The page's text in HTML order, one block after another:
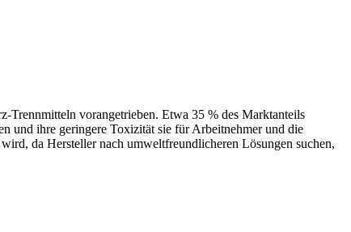
Trennmitteln vorangetrieben. Etwa 35 % des Marktanteils
und ihre geringere Toxizität sie für Arbeitnehmer und die
da Hersteller nach umweltfreundlicheren Lösungen suchen,